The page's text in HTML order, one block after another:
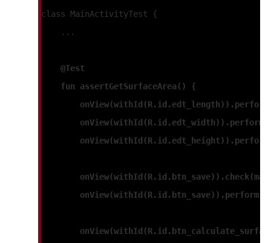
class MainActivityTest {
    ...
    @Test
    fun
assertGetSurfaceArea() {